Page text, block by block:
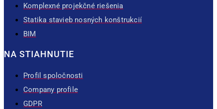
Komplexné projekčné riešenia
Statika stavieb nosných konštrukcií
BIM
NA STIAHNUTIE
Profil spoločnosti
Company profile
GDPR